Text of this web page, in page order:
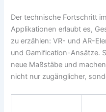
Der technische Fortschritt
Applikationen erlaubt es,
zu erzählen: VR- und AR-
und Gamification-Ansätze.
neue Maßstäbe und
nicht nur zugänglicher,